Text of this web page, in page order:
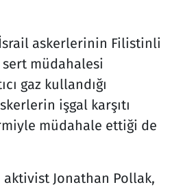
askerlerinin Filistinli
müdahalesi
gaz kullandığı
işgal karşıtı
müdahale ettiği de
aktivist Jonathan Pollak,